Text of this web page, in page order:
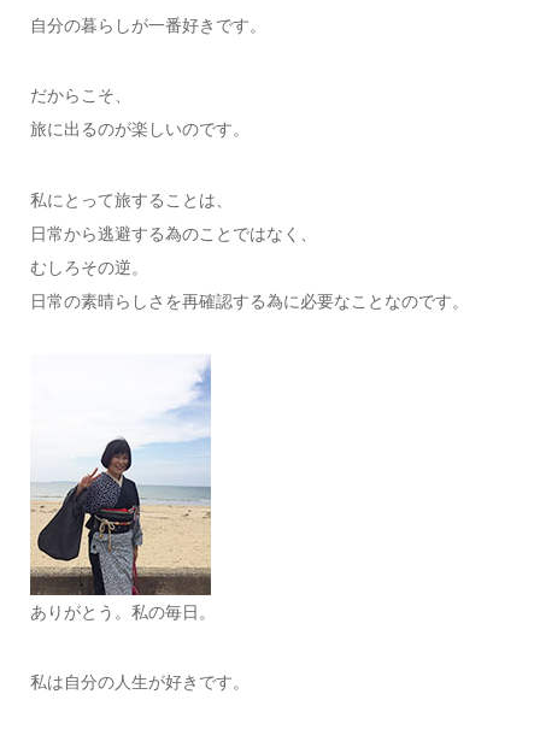
自分の暮らしが一番好きです。
だからこそ、
旅に出るのが楽しいのです。
私にとって旅することは、
日常から逃避する為のことではなく、
むしろその逆。
日常の素晴らしさを再確認する為に必要なことなのです。
ありがとう。私の毎日。
私は自分の人生が好きです。